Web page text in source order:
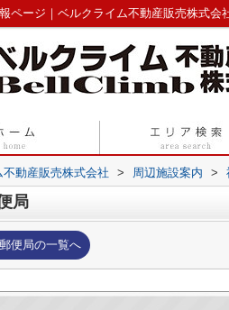
ページ｜ベルクライム不動産販売株式会
動産販売株式会社 > 周辺施設案内 >
局
便局の一覧へ